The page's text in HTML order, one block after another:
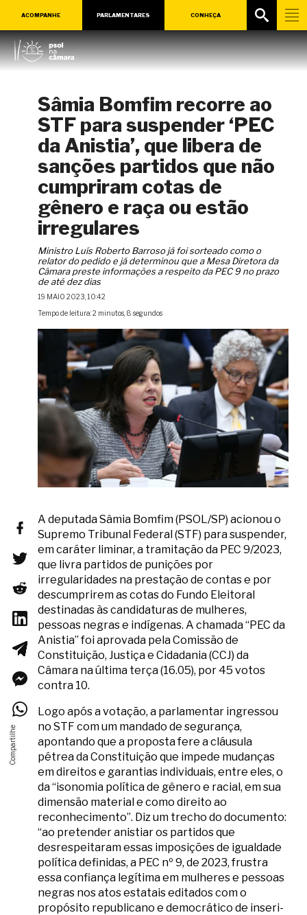
ACOMPANHE PARLAMENTARES CONHEÇA
Sâmia Bomfim recorre ao
STF para suspender ‘PEC
da Anistia’, que libera de
sanções partidos que não
cumpriram cotas de
gênero e raça ou estão
irregulares
Ministro Luís Roberto Barroso já foi sorteado como o
relator do pedido e já determinou que a Mesa Diretora da
Câmara preste informações a respeito da PEC 9 no prazo
de até dez dias
19 MAIO 2023, 10:42
Tempo de leitura: 2 minutos, 8 segundos
A deputada Sâmia Bomfim (PSOL/SP) acionou o
Supremo Tribunal Federal (STF) para suspender,
em caráter liminar, a tramitação da PEC 9/2023,
que livra partidos de punições por
irregularidades na prestação de contas e por
descumprirem as cotas do Fundo Eleitoral
destinadas às candidaturas de mulheres,
pessoas negras e indígenas. A chamada “PEC da
Anistia” foi aprovada pela Comissão de
Constituição, Justiça e Cidadania (CCJ) da
Câmara na última terça (16.05), por 45 votos
contra 10.
Logo após a votação, a parlamentar ingressou
no STF com um mandado de segurança,
apontando que a proposta fere a cláusula
pétrea da Constituição que impede mudanças
em direitos e garantias individuais, entre eles, o
da “isonomia política de gênero e racial, em sua
dimensão material e como direito ao
reconhecimento”. Diz um trecho do documento:
“ao pretender anistiar os partidos que
desrespeitaram essas imposições de igualdade
política definidas, a PEC nº 9, de 2023, frustra
essa confiança legítima em mulheres e pessoas
negras nos atos estatais editados com o
propósito republicano e democrático de inseri-